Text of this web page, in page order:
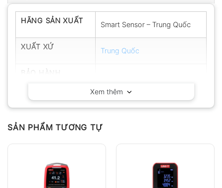
HÃNG SẢN XUẤT Smart Sensor – Trung Quốc
XUẤT XỨ Trung Quốc
Xem thêm
SẢN PHẨM TƯƠNG TỰ